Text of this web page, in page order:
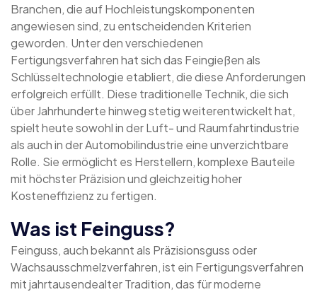
Branchen, die auf Hochleistungskomponenten
angewiesen sind, zu entscheidenden Kriterien
geworden. Unter den verschiedenen
Fertigungsverfahren hat sich das Feingießen als
Schlüsseltechnologie etabliert, die diese Anforderungen
erfolgreich erfüllt. Diese traditionelle Technik, die sich
über Jahrhunderte hinweg stetig weiterentwickelt hat,
spielt heute sowohl in der Luft- und Raumfahrtindustrie
als auch in der Automobilindustrie eine unverzichtbare
Rolle. Sie ermöglicht es Herstellern, komplexe Bauteile
mit höchster Präzision und gleichzeitig hoher
Kosteneffizienz zu fertigen.
Was ist Feinguss?
Feinguss, auch bekannt als Präzisionsguss oder
Wachsausschmelzverfahren, ist ein Fertigungsverfahren
mit jahrtausendealter Tradition, das für moderne